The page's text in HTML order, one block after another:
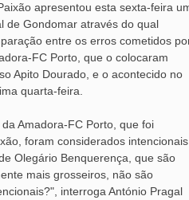
apresentou esta sexta-feira
de Gondomar através do qual
entre os erros cometidos
FC Porto, que o colocaram
Apito Dourado, e o acontecido no
quarta-feira.
Amadora-FC Porto, que foi
foram considerados intencionais
Olegário Benquerença, que são
mais grosseiros, não são
interroga António Pragal